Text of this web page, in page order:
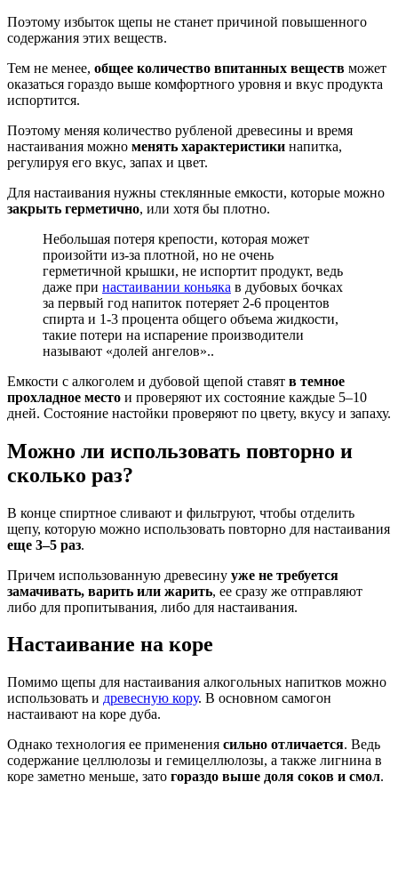
Поэтому избыток щепы не станет причиной повышенного
содержания этих веществ.
Тем не менее, общее количество впитанных веществ может
оказаться гораздо выше комфортного уровня и вкус продукта
испортится.
Поэтому меняя количество рубленой древесины и время
настаивания можно менять характеристики напитка,
регулируя его вкус, запах и цвет.
Для настаивания нужны стеклянные емкости, которые можно
закрыть герметично, или хотя бы плотно.
Небольшая потеря крепости, которая может
произойти из-за плотной, но не очень
герметичной крышки, не испортит продукт, ведь
даже при настаивании коньяка в дубовых бочках
за первый год напиток потеряет 2-6 процентов
спирта и 1-3 процента общего объема жидкости,
такие потери на испарение производители
называют «долей ангелов»..
Емкости с алкоголем и дубовой щепой ставят в темное
прохладное место и проверяют их состояние каждые 5–10
дней. Состояние настойки проверяют по цвету, вкусу и запаху.
Можно ли использовать повторно и
сколько раз?
В конце спиртное сливают и фильтруют, чтобы отделить
щепу, которую можно использовать повторно для настаивания
еще 3–5 раз.
Причем использованную древесину уже не требуется
замачивать, варить или жарить, ее сразу же отправляют
либо для пропитывания, либо для настаивания.
Настаивание на коре
Помимо щепы для настаивания алкогольных напитков можно
использовать и древесную кору. В основном самогон
настаивают на коре дуба.
Однако технология ее применения сильно отличается. Ведь
содержание целлюлозы и гемицеллюлозы, а также лигнина в
коре заметно меньше, зато гораздо выше доля соков и смол.